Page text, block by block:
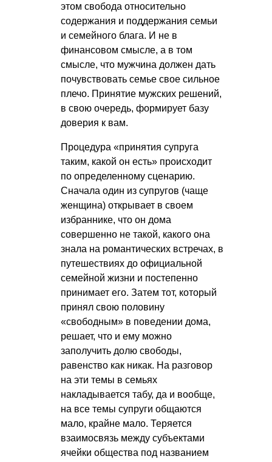
этом свобода относительно
содержания и поддержания семьи
и семейного блага. И не в
финансовом смысле, а в том
смысле, что мужчина должен дать
почувствовать семье свое сильное
плечо. Принятие мужских решений,
в свою очередь, формирует базу
доверия к вам.
Процедура «принятия супруга
таким, какой он есть» происходит
по определенному сценарию.
Сначала один из супругов (чаще
женщина) открывает в своем
избраннике, что он дома
совершенно не такой, какого она
знала на романтических встречах, в
путешествиях до официальной
семейной жизни и постепенно
принимает его. Затем тот, который
принял свою половину
«свободным» в поведении дома,
решает, что и ему можно
заполучить долю свободы,
равенство как никак. На разговор
на эти темы в семьях
накладывается табу, да и вообще,
на все темы супруги общаются
мало, крайне мало. Теряется
взаимосвязь между субъектами
ячейки общества под названием